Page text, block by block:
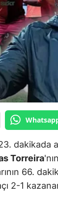
dakikada
Torreira
66.
2-1